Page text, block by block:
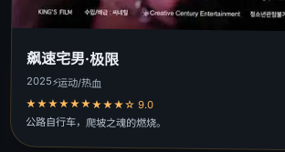
飙速宅男·极限
2025⚡运动/热血
★★★★★★★★★☆ 9.0
公路自行车，爬坡之魂的燃烧。